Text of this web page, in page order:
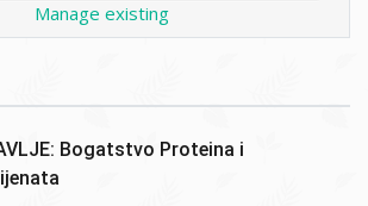
Manage existing
Bogatstvo Proteina i